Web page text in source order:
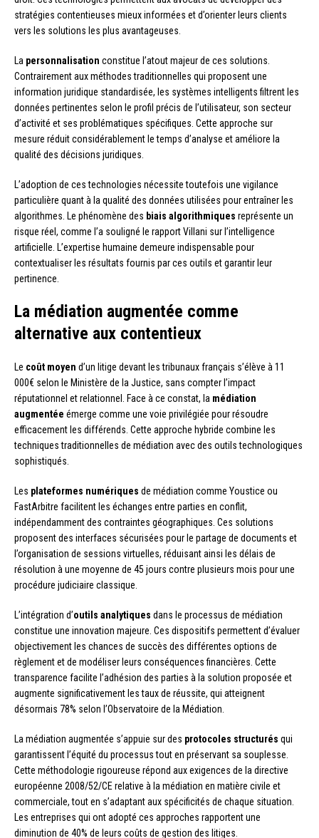
stratégies contentieuses mieux informées et d’orienter leurs clients
vers les solutions les plus avantageuses.
La personnalisation constitue l’atout majeur de ces solutions.
Contrairement aux méthodes traditionnelles qui proposent une
information juridique standardisée, les systèmes intelligents filtrent les
données pertinentes selon le profil précis de l’utilisateur, son secteur
d’activité et ses problématiques spécifiques. Cette approche sur
mesure réduit considérablement le temps d’analyse et améliore la
qualité des décisions juridiques.
L’adoption de ces technologies nécessite toutefois une vigilance
particulière quant à la qualité des données utilisées pour entraîner les
algorithmes. Le phénomène des biais algorithmiques représente un
risque réel, comme l’a souligné le rapport Villani sur l’intelligence
artificielle. L’expertise humaine demeure indispensable pour
contextualiser les résultats fournis par ces outils et garantir leur
pertinence.
La médiation augmentée comme
alternative aux contentieux
Le coût moyen d’un litige devant les tribunaux français s’élève à 11
000€ selon le Ministère de la Justice, sans compter l’impact
réputationnel et relationnel. Face à ce constat, la médiation
augmentée émerge comme une voie privilégiée pour résoudre
efficacement les différends. Cette approche hybride combine les
techniques traditionnelles de médiation avec des outils technologiques
sophistiqués.
Les plateformes numériques de médiation comme Youstice ou
FastArbitre facilitent les échanges entre parties en conflit,
indépendamment des contraintes géographiques. Ces solutions
proposent des interfaces sécurisées pour le partage de documents et
l’organisation de sessions virtuelles, réduisant ainsi les délais de
résolution à une moyenne de 45 jours contre plusieurs mois pour une
procédure judiciaire classique.
L’intégration d’outils analytiques dans le processus de médiation
constitue une innovation majeure. Ces dispositifs permettent d’évaluer
objectivement les chances de succès des différentes options de
règlement et de modéliser leurs conséquences financières. Cette
transparence facilite l’adhésion des parties à la solution proposée et
augmente significativement les taux de réussite, qui atteignent
désormais 78% selon l’Observatoire de la Médiation.
La médiation augmentée s’appuie sur des protocoles structurés qui
garantissent l’équité du processus tout en préservant sa souplesse.
Cette méthodologie rigoureuse répond aux exigences de la directive
européenne 2008/52/CE relative à la médiation en matière civile et
commerciale, tout en s’adaptant aux spécificités de chaque situation.
Les entreprises qui ont adopté ces approches rapportent une
diminution de 40% de leurs coûts de gestion des litiges.